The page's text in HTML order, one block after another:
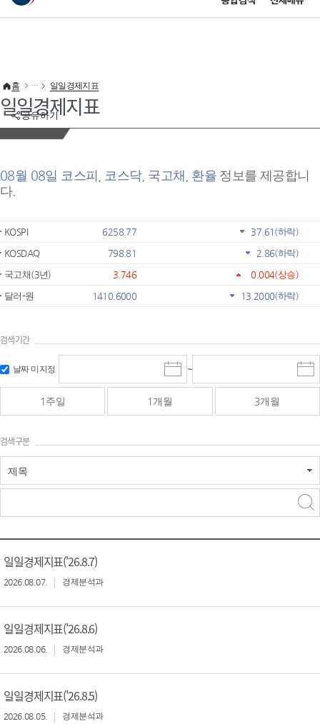
이 누리집은 대한민국 공식 전자정부 누리집입니다.
공유하기
홈 일일경제지표
일일경제지표
08월 08일 코스피, 코스닥, 국고채, 환율 정보를 제공합니
다.
KOSPI 6258.77 37.61 (하락)
KOSDAQ
798.81 2.86(하락)
국고채(3년)
3.746 0.004(상승)
달러-원
1410.6000 13.2000(하락)
검색기간
날짜 미지정
시
작
일
선
~
종
료
선
1주일 1개월 3개월
검색구분
제목
일일경제지표('26.8.7)
2026.08.07. 경제분석과
일일경제지표('26.8.6)
2026.08.06. 경제분석과
일일경제지표('26.8.5)
2026.08.05. 경제분석과